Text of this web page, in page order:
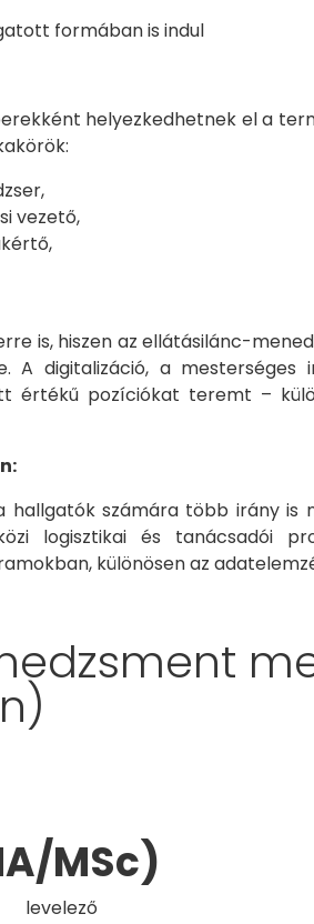
formában is indul
helyezkedhetnek el a
vezető,
is, hiszen az ellátásilánc-
A digitalizáció, a
értékű pozíciókat teremt –
hallgatók számára több irány
logisztikai és tanácsadói
különösen az
MSc)
levelező